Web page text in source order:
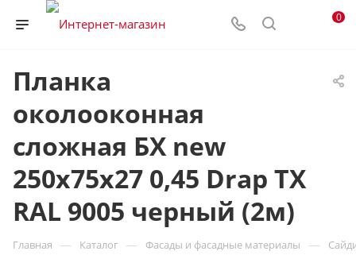
0
Планка
околооконная
сложная БХ new
250х75х27 0,45 Drap TX
RAL 9005 черный (2м)
Главная — Каталог — Фасады и фасадные материалы —